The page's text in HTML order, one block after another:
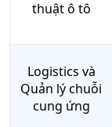
thuật ô tô
Logistics và
Quản lý chuỗi
cung ứng